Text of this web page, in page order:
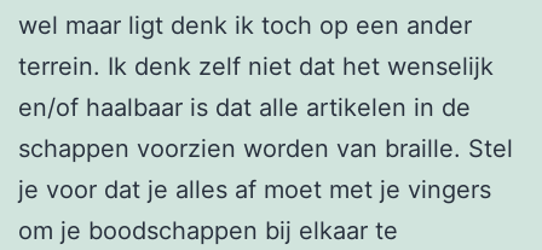
wel maar ligt denk ik toch op een ander
terrein. Ik denk zelf niet dat het wenselijk
en/of haalbaar is dat alle artikelen in de
schappen voorzien worden van braille. Stel
je voor dat je alles af moet met je vingers
om je boodschappen bij elkaar te